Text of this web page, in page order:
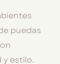
puedas
estilo.